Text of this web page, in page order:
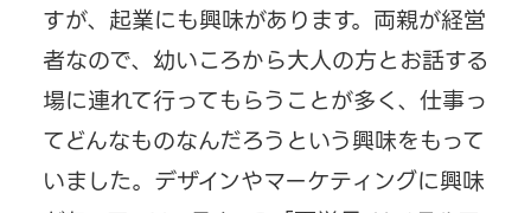
すが、起業にも興味があります。両親が経営
者なので、幼いころから大人の方とお話する
場に連れて行ってもらうことが多く、仕事っ
てどんなものなんだろうという興味をもって
いました。デザインやマーケティングに興味